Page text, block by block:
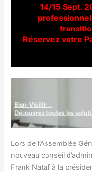
14/15 Sept.
Réservez votre
Lors de l’Assemblée
nouveau conseil
Frank Nataf à la